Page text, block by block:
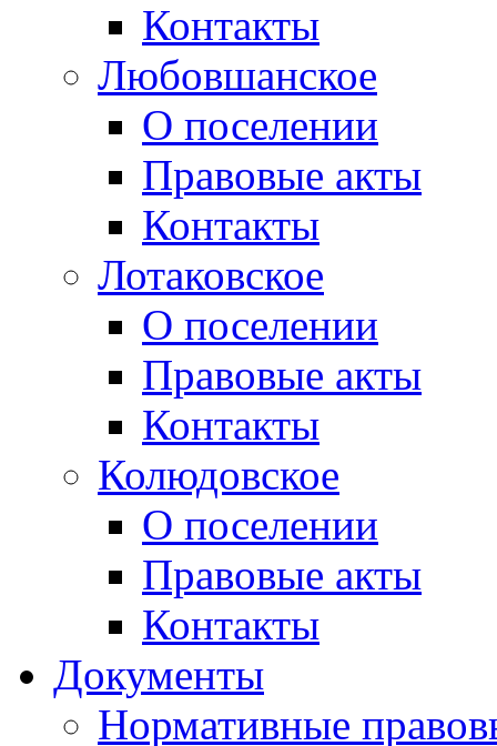
Контакты
Любовшанское
О поселении
Правовые акты
Контакты
Лотаковское
О поселении
Правовые акты
Контакты
Колюдовское
О поселении
Правовые акты
Контакты
Документы
Нормативные